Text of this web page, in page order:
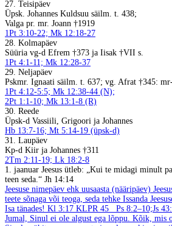
27. Teisipäev
Üpsk. Johannes Kuldsuu säilm. t. 438;
Valga pr. mr. Joann †1919
1Pt 3:10-22; Mk 12:18-27
28. Kolmapäev
Süüria vg-d Efrem †373 ja Iisak †VII s.
1Pt 4:1-11; Mk 12:28-37
29. Neljapäev
Pskmr. Ignaati säilm. t. 637; vg. Afrat †345:
1Pt 4:12-5:5; Mk 12:38-44 (N);
2Pt 1:1-10; Mk 13:1-8 (R)
30. Reede
Üpsk-d Vassiili, Grigoori ja Johannes
Hb 13:7-16; Mt 5:14-19 (üpsk-d)
31. Laupäev
Kp-d Kiir ja Johannes †311
2Tm 2:11-19; Lk 18:2-8
1. jaanuar Jeesus ütleb: „Kui te midagi minult
teen seda.“ Jh 14:14
Jeesuse nimepäev ehk uusaasta (nääripäev)
teete sõnaga või teoga, seda tehke Issanda
Isa tänades! Kl 3:17 KLPR 45
Ps 8:2–10;Js
Jumal, Sinul ei ole algust ega lõppu. Kõik, mis